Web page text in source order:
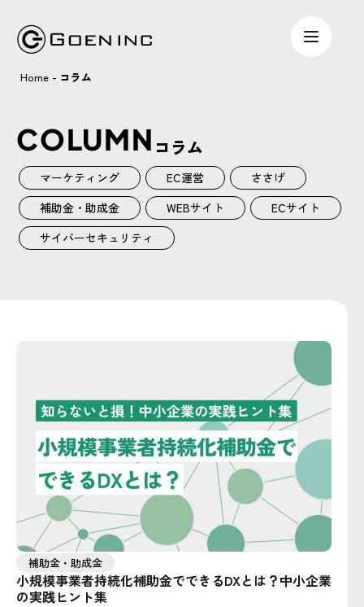
Home - コラム
COLUMN コラム
マーケティング EC運営
ささげ
補助金・助成金
WEBサイト
ECサイト
サイバーセキュリティ
補助金・助成金
小規模事業者持続化補助金でできるDXとは？中小企業
の実践ヒント集